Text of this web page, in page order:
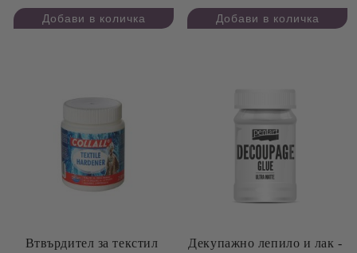
Втвърдител за текстил
Декупажно лепило и лак -